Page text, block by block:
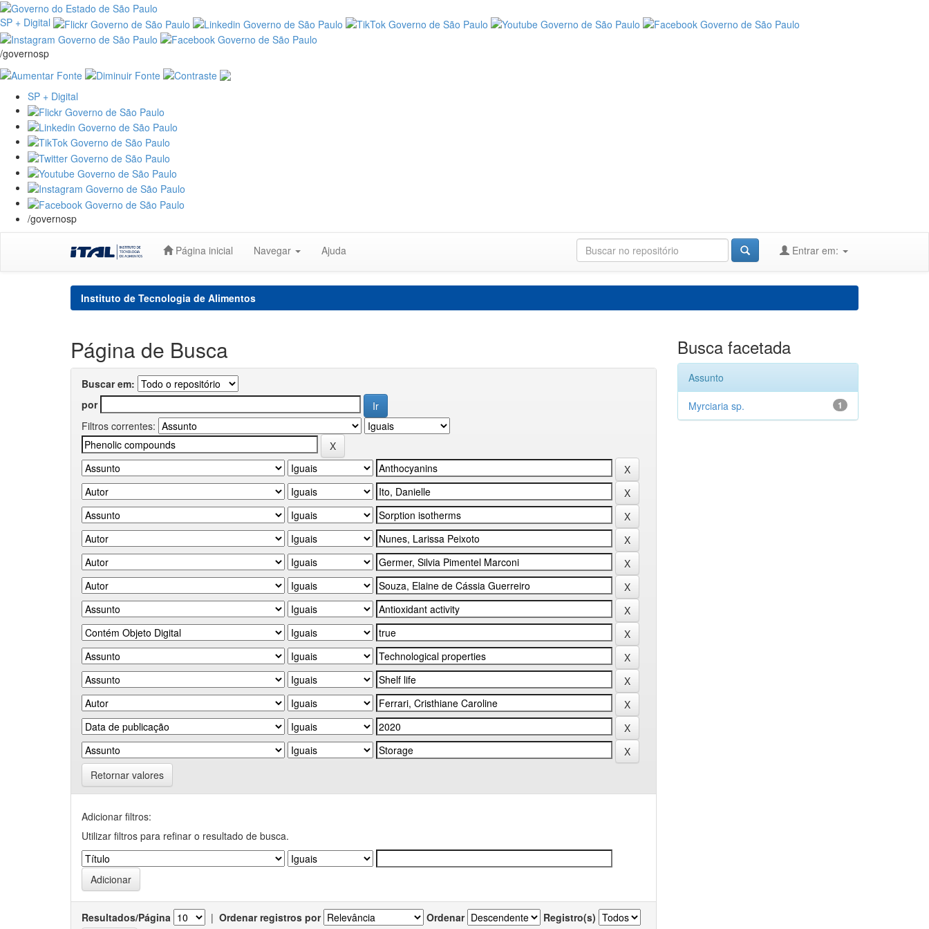
SP + Digital
/governosp
SP + Digital
/governosp
Página inicial Navegar Ajuda Entrar em:
Instituto de Tecnologia de Alimentos
Página de Busca
Buscar em:
por
Filtros correntes:
Retornar valores
Adicionar filtros:
Utilizar filtros para refinar o resultado de busca.
Resultados/Página | Ordenar registros por Ordenar Registro(s)
Busca facetada
Assunto
1
Myrciaria sp.